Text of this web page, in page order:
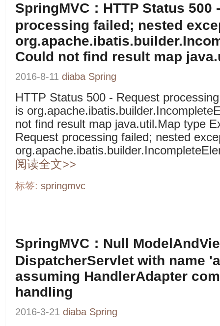
SpringMVC：HTTP Status 500
processing failed; nested
Could not find result map
2016-8-11 diaba Spring
HTTP Status 500 - Request
is
not find result map java.util.Map type
Request processing failed; nested
阅读全文>>
标签: springmvc
SpringMVC：Null
DispatcherServlet with name
assuming HandlerAdapter
handling
2016-3-21 diaba Spring